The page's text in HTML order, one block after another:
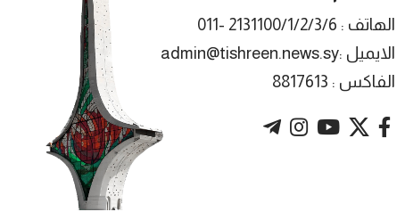
الهاتف : 2131100/1/2/3/6 -011
الايميل :admin@tishreen.news.sy
الفاكس : 8817613